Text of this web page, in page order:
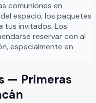
comuniones en
espacio, los paquetes
tus invitados. Los
reservar con al
especialmente en
— Primeras